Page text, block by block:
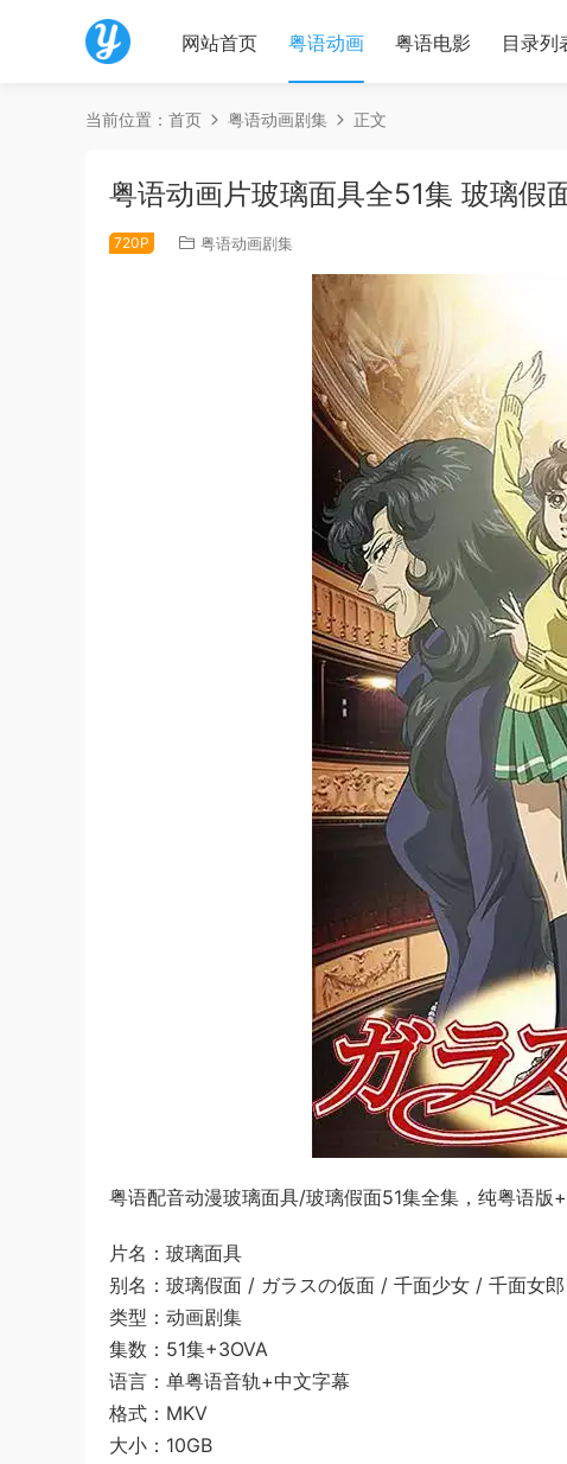
网站首页 粤语动画 粤语电影 目录列
当前位置： 首页 粤语动画剧集 正文
粤语动画片玻璃面具全51集 玻璃假
720P 粤语动画剧集
粤语配音动漫玻璃面具/玻璃假面51集全集，纯粤语版
片名：玻璃面具
别名：玻璃假面 / ガラスの仮面 / 千面少女 / 千面女
类型：动画剧集
集数：51集+3OVA
语言：单粤语音轨+中文字幕
格式：MKV
大小：10GB